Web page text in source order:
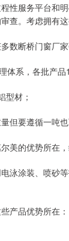
性服务平台和
。考虑拥有
数断桥门窗厂家
系，各批产品
型材；
但要遵循一吨也
的优势所在
泳涂装、喷砂
产品优势所在：